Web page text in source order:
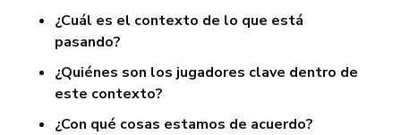
¿Cuál es el contexto de lo que está
pasando?
¿Quiénes son los jugadores clave dentro de
este contexto?
¿Con qué cosas estamos de acuerdo?